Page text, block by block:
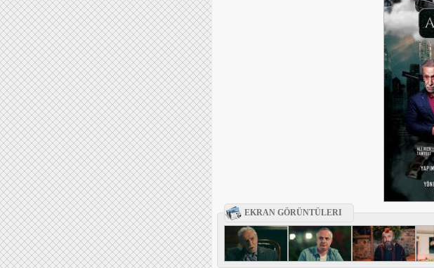
EKRAN GÖRÜNTÜLERI